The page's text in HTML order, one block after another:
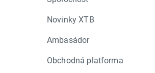
Novinky XTB
Ambasádor
Obchodná platforma